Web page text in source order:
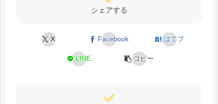
シェアする
X Facebook はてブ
LINE コピー